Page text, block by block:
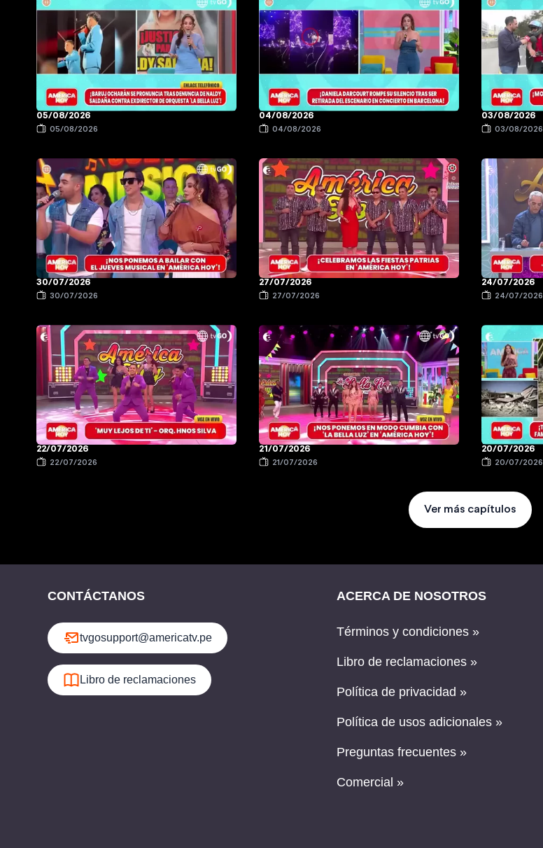
05/08/2026
05/08/2026
04/08/2026
04/08/2026
03/08/2026
03/08/2026
30/07/2026
30/07/2026
27/07/2026
27/07/2026
24/07/2026
24/07/2026
22/07/2026
22/07/2026
21/07/2026
21/07/2026
20/07/2026
20/07/2026
Ver más capítulos
CONTÁCTANOS
tvgosupport@americatv.pe
Libro de reclamaciones
ACERCA DE NOSOTROS
Términos y condiciones »
Libro de reclamaciones »
Política de privacidad »
Política de usos adicionales »
Preguntas frecuentes »
Comercial »